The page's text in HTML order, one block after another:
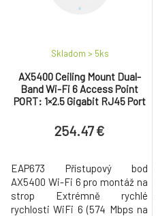
zaisťuje cenovo výhodný a
AX5400 Ceiling Mount Dual-
Band Wi-Fi 6 Access Point
PORT: 1×2.5 Gigabit RJ45 Port
4804 Mbps at 5 GHz F
Skladom > 5ks
254.47 €
EAP673 Přístupový bod
AX5400 Wi-Fi 6 pro montáž na
strop Extrémně rychlé
rychlosti WiFi 6 (574 Mbps na